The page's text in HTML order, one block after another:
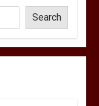
Search